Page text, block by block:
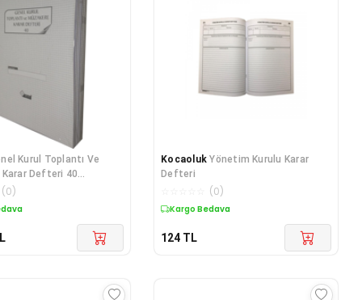
Kurul Toplantı Ve
Defteri 40
Numaralı 10 Lu
(0)
Kocaoluk Yönetim Kurulu Karar
Defteri
(0)
Kargo Bedava
124 TL